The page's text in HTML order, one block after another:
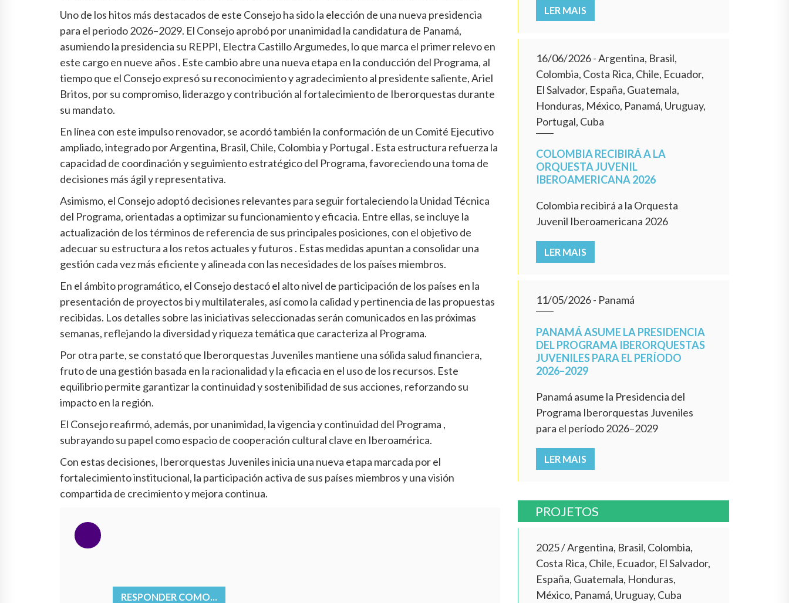
Uno de los hitos más destacados de este Consejo ha sido la elección de una nueva presidencia
para el periodo 2026–2029. El Consejo aprobó por unanimidad la candidatura de Panamá,
asumiendo la presidencia su REPPI, Electra Castillo Argumedes, lo que marca el primer relevo en
este cargo en nueve años . Este cambio abre una nueva etapa en la conducción del Programa, al
tiempo que el Consejo expresó su reconocimiento y agradecimiento al presidente saliente, Ariel
Britos, por su compromiso, liderazgo y contribución al fortalecimiento de Iberorquestas durante
su mandato.
En línea con este impulso renovador, se acordó también la conformación de un Comité Ejecutivo
ampliado, integrado por Argentina, Brasil, Chile, Colombia y Portugal . Esta estructura refuerza la
capacidad de coordinación y seguimiento estratégico del Programa, favoreciendo una toma de
decisiones más ágil y representativa.
Asimismo, el Consejo adoptó decisiones relevantes para seguir fortaleciendo la Unidad Técnica
del Programa, orientadas a optimizar su funcionamiento y eficacia. Entre ellas, se incluye la
actualización de los términos de referencia de sus principales posiciones, con el objetivo de
adecuar su estructura a los retos actuales y futuros . Estas medidas apuntan a consolidar una
gestión cada vez más eficiente y alineada con las necesidades de los países miembros.
En el ámbito programático, el Consejo destacó el alto nivel de participación de los países en la
presentación de proyectos bi y multilaterales, así como la calidad y pertinencia de las propuestas
recibidas. Los detalles sobre las iniciativas seleccionadas serán comunicados en las próximas
semanas, reflejando la diversidad y riqueza temática que caracteriza al Programa.
Por otra parte, se constató que Iberorquestas Juveniles mantiene una sólida salud financiera,
fruto de una gestión basada en la racionalidad y la eficacia en el uso de los recursos. Este
equilibrio permite garantizar la continuidad y sostenibilidad de sus acciones, reforzando su
impacto en la región.
El Consejo reafirmó, además, por unanimidad, la vigencia y continuidad del Programa ,
subrayando su papel como espacio de cooperación cultural clave en Iberoamérica.
Con estas decisiones, Iberorquestas Juveniles inicia una nueva etapa marcada por el
fortalecimiento institucional, la participación activa de sus países miembros y una visión
compartida de crecimiento y mejora continua.
RESPONDER COMO...
LER MAIS
16/06/2026- Argentina, Brasil,
Colombia, Costa Rica, Chile, Ecuador,
El Salvador, España, Guatemala,
Honduras, México, Panamá, Uruguay,
Portugal, Cuba
COLOMBIA RECIBIRÁ A LA
ORQUESTA JUVENIL
IBEROAMERICANA 2026
Colombia recibirá a la Orquesta
Juvenil Iberoamericana 2026
LER MAIS
11/05/2026- Panamá
PANAMÁ ASUME LA PRESIDENCIA
DEL PROGRAMA IBERORQUESTAS
JUVENILES PARA EL PERÍODO
2026–2029
Panamá asume la Presidencia del
Programa Iberorquestas Juveniles
para el período 2026–2029
LER MAIS
PROJETOS
2025/Argentina, Brasil, Colombia,
Costa Rica, Chile, Ecuador, El Salvador,
España, Guatemala, Honduras,
México, Panamá, Uruguay, Cuba